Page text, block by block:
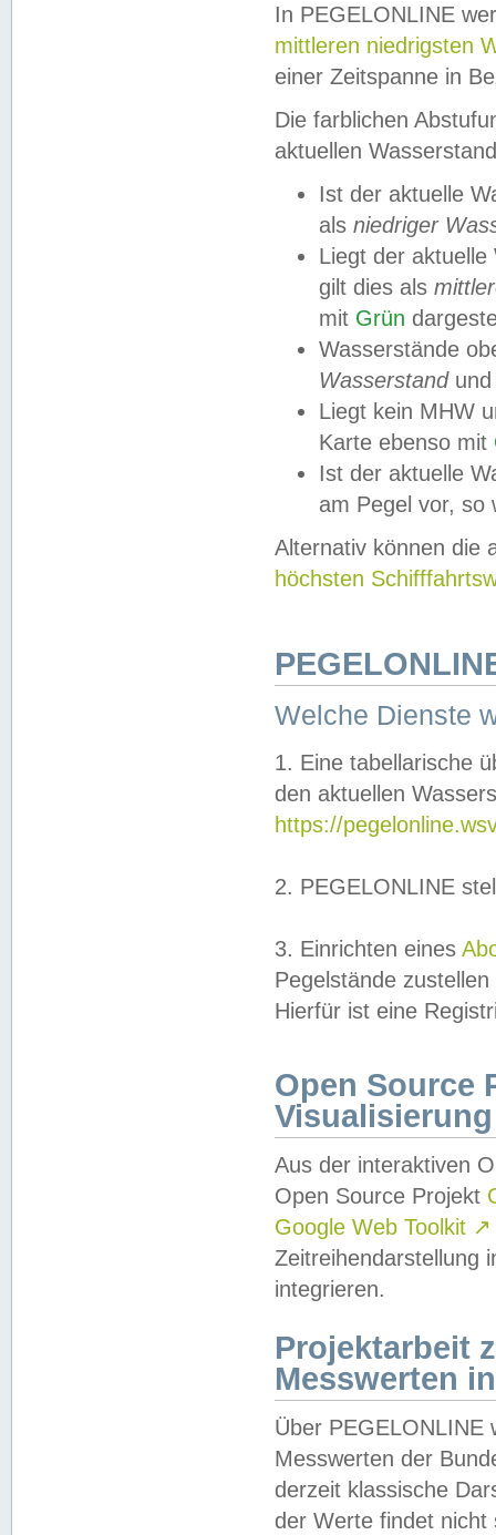
In PEGELONLINE
mittleren niedrigsten
einer Zeitspanne in
Die farblichen
aktuellen
Ist der aktuelle
als niedriger
Liegt der
gilt dies als
mit Grün
Wasserstände
Wasserstandund
Liegt kein MHW
Karte ebenso mit
Ist der aktuelle
am Pegel vor,
Alternativ können die
höchsten
Welche Dienste
1. Eine tabellarische
den aktuellen
https://
2. PEGELONLINE
3. Einrichten eines
Pegelstände
Hierfür ist eine
Open Source
Visualisierung
Aus der interaktiven
Open Source Projekt
Google Web Toolkit ↗
Zeitreihendarstellung
integrieren.
Projektarbeit
Messwerten
Über PEGELONLINE
Messwerten der
derzeit klassische
der Werte findet